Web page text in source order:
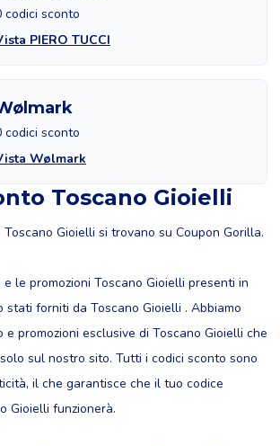
codici sconto
PIERO TUCCI
codici sconto
Wølmark
Toscano Gioielli
Gioielli si trovano su Coupon Gorilla.
le promozioni Toscano Gioielli presenti in
stati forniti da Toscano Gioielli . Abbiamo
e promozioni esclusive di Toscano Gioielli che
sul nostro sito. Tutti i codici sconto sono
il che garantisce che il tuo codice
Gioielli funzionerà.